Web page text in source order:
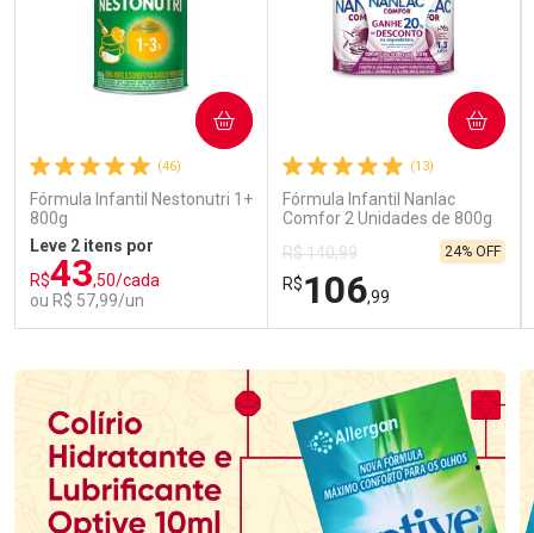
(46)
Fórmula Infantil Nestonutri 1+
800g
Leve 2 itens por
R$43,50/cada
ou R$ 57,99/un
COMPRAR
(13)
Fórmula Infantil Nanlac
Comfor 2 Unidades de 800g
R$ 140,99
R$106,99
24% OFF
COMPRAR
Laboratório
Por Menos